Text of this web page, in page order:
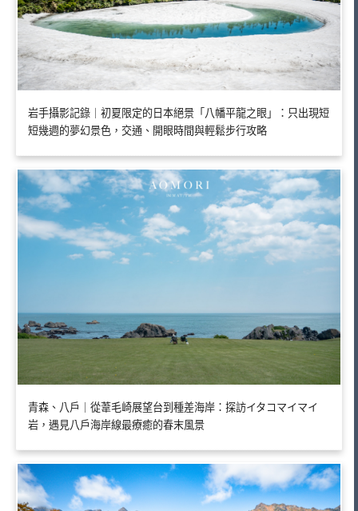
岩手攝影記錄｜初夏限定的日本絕景「八幡平龍之眼」：只出現短
短幾週的夢幻景色，交通、開眼時間與輕鬆步行攻略
青森、八戶｜從葦毛崎展望台到種差海岸：探訪イタコマイマイ
岩，遇見八戶海岸線最療癒的春末風景